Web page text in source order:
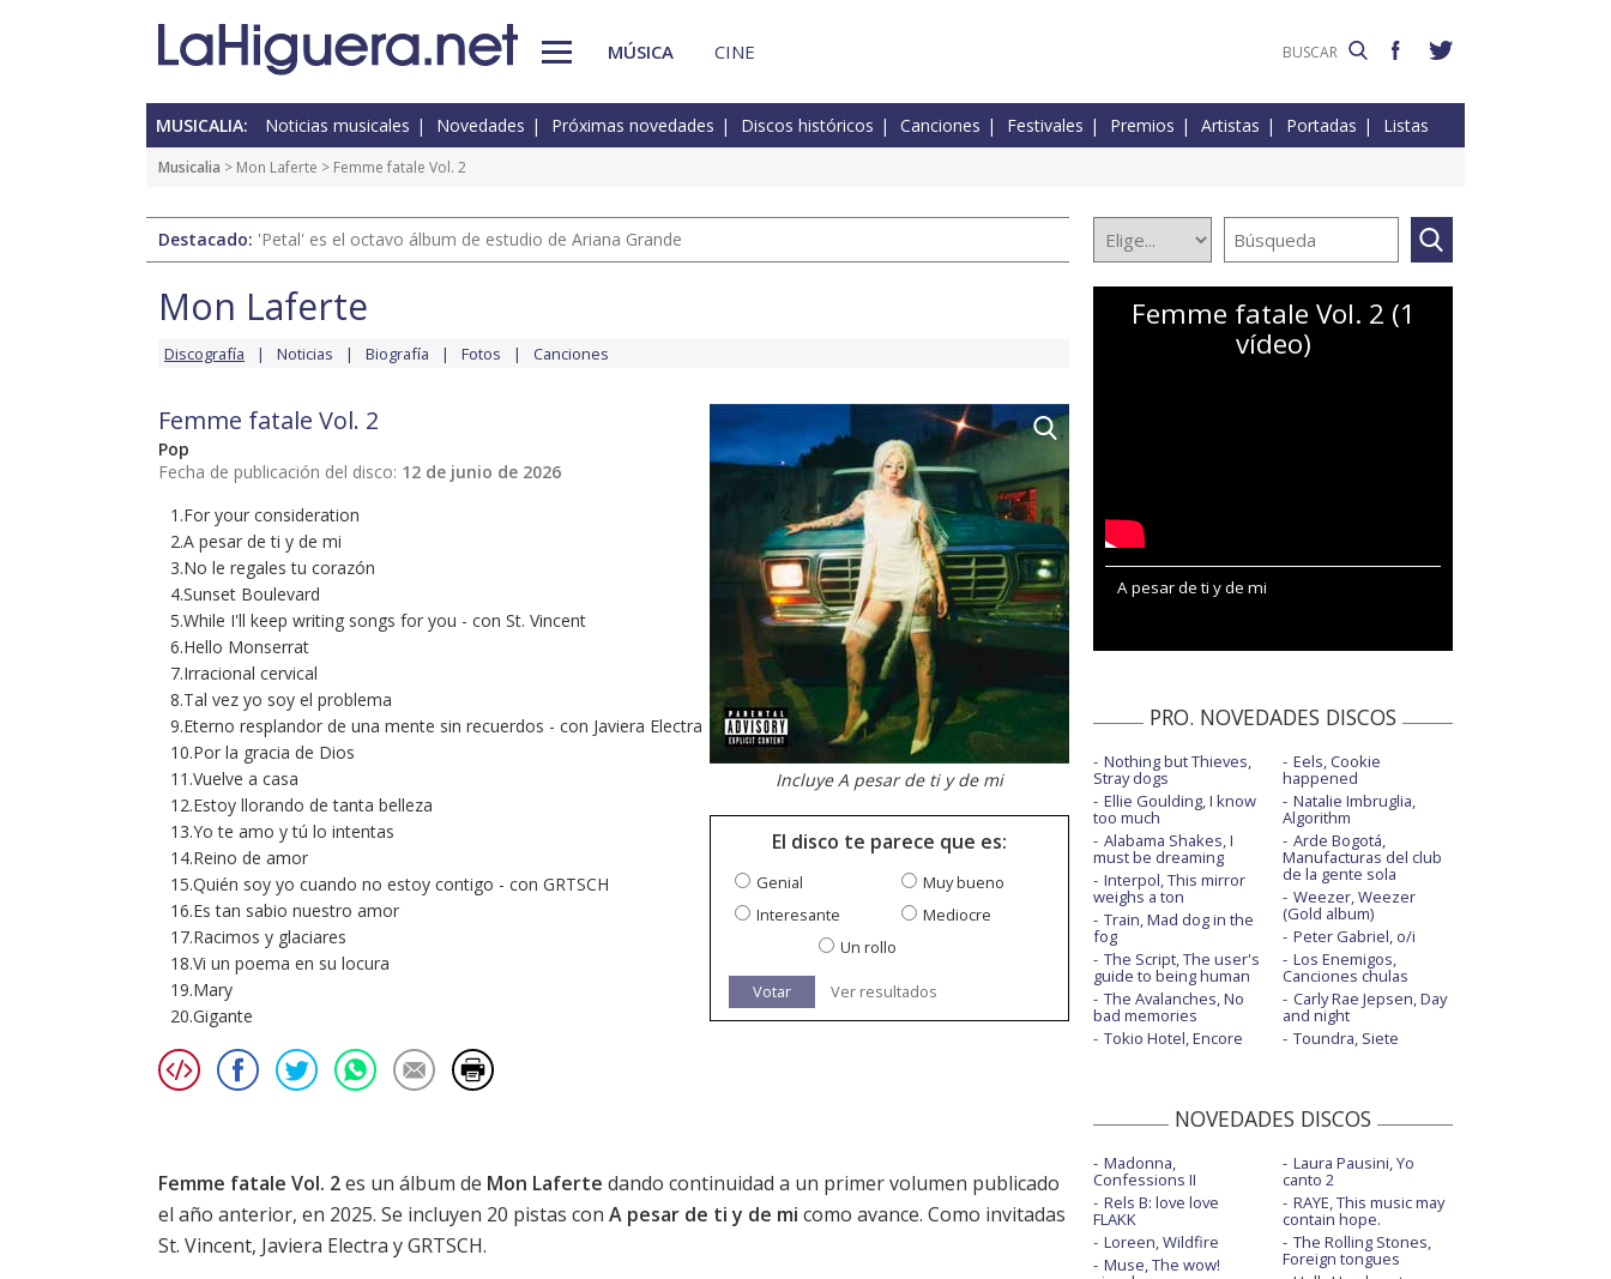
MÚSICA CINE
MUSICALIA: Noticias musicales Novedades Próximas novedades Discos históricos Canciones Festivales Premios Artistas Portadas Listas
Musicalia > Mon Laferte > Femme fatale Vol. 2
Destacado: 'Petal' es el octavo álbum de estudio de Ariana Grande
Mon Laferte
Discografía Noticias Biografía Fotos Canciones
Femme fatale Vol. 2
Pop
Fecha de publicación del disco: 12 de junio de 2026
1.For your consideration
2.A pesar de ti y de mi
3.No le regales tu corazón
4.Sunset Boulevard
5.While I'll keep writing songs for you - con St. Vincent
6.Hello Monserrat
7.Irracional cervical
8.Tal vez yo soy el problema
9.Eterno resplandor de una mente sin recuerdos - con Javiera Electra
10.Por la gracia de Dios
11.Vuelve a casa
12.Estoy llorando de tanta belleza
13.Yo te amo y tú lo intentas
14.Reino de amor
15.Quién soy yo cuando no estoy contigo - con GRTSCH
16.Es tan sabio nuestro amor
17.Racimos y glaciares
18.Vi un poema en su locura
19.Mary
20.Gigante
Incluye A pesar de ti y de mi
El disco te parece que es:
Genial
Muy bueno
Interesante
Mediocre
Un rollo
Votar Ver resultados
Femme fatale Vol. 2es un álbum de Mon Laferte dando continuidad a un primer volumen publicado
el año anterior, en 2025. Se incluyen 20 pistas con A pesar de ti y de mi como avance. Como invitadas
St. Vincent, Javiera Electra y GRTSCH.
Femme fatale Vol. 2 (1
vídeo)
A pesar de ti y de mi
PRO. NOVEDADES DISCOS
Nothing but Thieves,
Stray dogs
Ellie Goulding, I know
too much
Alabama Shakes, I
must be dreaming
Interpol, This mirror
weighs a ton
Train, Mad dog in the
fog
The Script, The user's
guide to being human
The Avalanches, No
bad memories
Tokio Hotel, Encore
Eels, Cookie
happened
Natalie Imbruglia,
Algorithm
Arde Bogotá,
Manufacturas del club
de la gente sola
Weezer, Weezer
(Gold album)
Peter Gabriel, o/i
Los Enemigos,
Canciones chulas
Carly Rae Jepsen, Day
and night
Toundra, Siete
NOVEDADES DISCOS
Madonna,
Confessions II
Rels B: love love
FLAKK
Loreen, Wildfire
Muse, The wow!
Laura Pausini, Yo
canto 2
RAYE, This music may
contain hope.
The Rolling Stones,
Foreign tongues